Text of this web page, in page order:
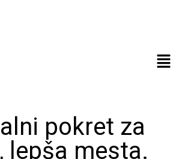
pokret za
lepša mesta.